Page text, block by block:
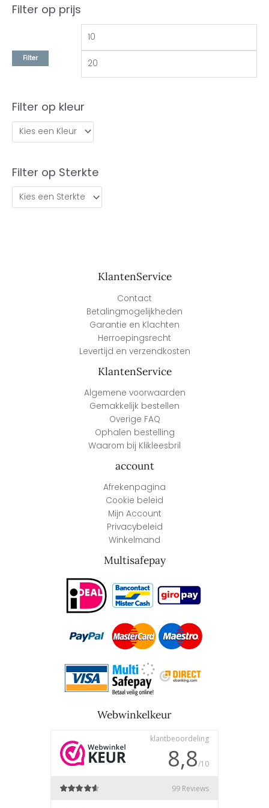
Filter op prijs
Filter
Filter op kleur
Filter op Sterkte
KlantenService
Contact
Betalingmogelijkheden
Garantie en Klachten
Herroepingsrecht
Levertijd en verzendkosten
KlantenService
Algemene voorwaarden
Gemakkelijk bestellen
Overige FAQ
Ophalen bestelling
Waarom bij Klikleesbril
account
Afrekenpagina
Cookie beleid
Mijn Account
Privacybeleid
Winkelmand
Multisafepay
Webwinkelkeur